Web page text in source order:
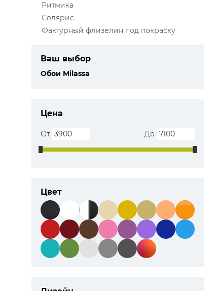
Ритмика
Солярис
Фактурный флизелин под покраску
Ваш выбор
Обои Milassa
Цена
От До
Цвет